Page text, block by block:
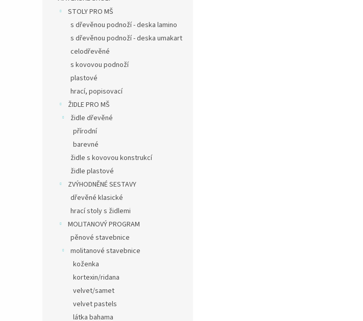
STOLY PRO MŠ
s dřevěnou podnoží - deska lamino
s dřevěnou podnoží - deska umakart
celodřevěné
s kovovou podnoží
plastové
hrací, popisovací
ŽIDLE PRO MŠ
židle dřevěné
přírodní
barevné
židle s kovovou konstrukcí
židle plastové
ZVÝHODNĚNÉ SESTAVY
dřevěné klasické
hrací stoly s židlemi
MOLITANOVÝ PROGRAM
pěnové stavebnice
molitanové stavebnice
koženka
kortexin/ridana
velvet/samet
velvet pastels
látka bahama